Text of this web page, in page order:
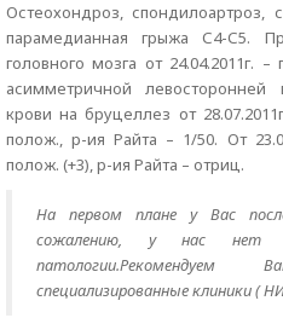
Остеохондроз, спондилоартроз,
парамедианная грыжа С4-С5.
головного мозга от 24.04.2011г.
асимметричной левосторонней
крови на бруцеллез от
полож., р-ия Райта – 1/50. От
полож. (+3), р-ия Райта – отриц.
На первом плане у Вас
сожалению, у нас нет
специализированные клиники (